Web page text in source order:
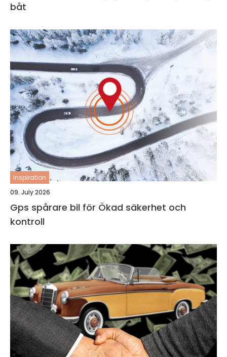
båt
inspiration
09. July 2026
Gps spårare bil för Ökad säkerhet och
kontroll